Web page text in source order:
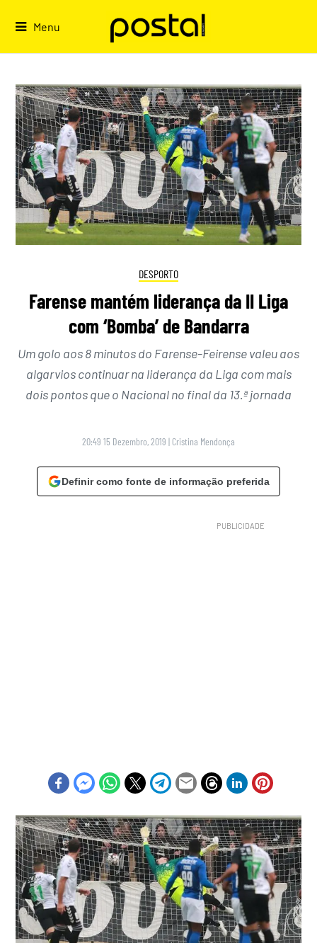
Menu
DESPORTO
Farense mantém liderança da II Liga
com ‘Bomba’ de Bandarra
Um golo aos 8 minutos do Farense-Feirense valeu aos
algarvios continuar na liderança da Liga com mais
dois pontos que o Nacional no final da 13.ª jornada
20:49 15 Dezembro, 2019 | Cristina Mendonça
Definir como fonte de informação preferida